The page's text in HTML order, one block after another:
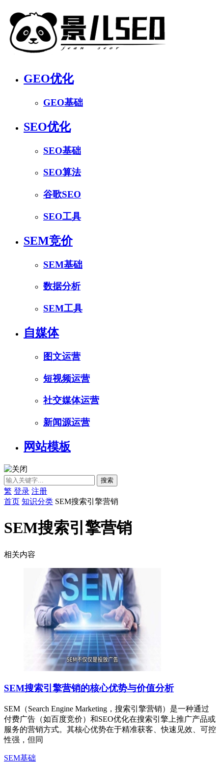
GEO优化
GEO基础
SEO优化
SEO基础
SEO算法
谷歌SEO
SEO工具
SEM竞价
SEM基础
数据分析
SEM工具
自媒体
图文运营
短视频运营
社交媒体运营
新闻源运营
网站模板
繁 登录 注册
首页 知识分类 SEM搜索引擎营销
SEM搜索引擎营销
相关内容
SEM搜索引擎营销的核心优势与价值分析
SEM（Search Engine Marketing，搜索引擎营销）是一种通过
付费广告（如百度竞价）和SEO优化在搜索引擎上推广产品或
服务的营销方式。其核心优势在于精准获客、快速见效、可控
性强，但同
SEM基础